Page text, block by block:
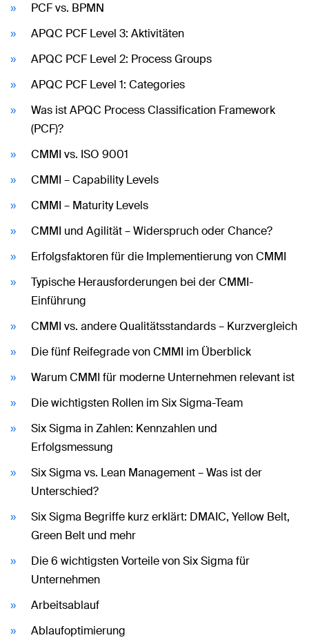
PCF vs. BPMN
APQC PCF Level 3: Aktivitäten
APQC PCF Level 2: Process Groups
APQC PCF Level 1: Categories
Was ist APQC Process Classification Framework
(PCF)?
CMMI vs. ISO 9001
CMMI – Capability Levels
CMMI – Maturity Levels
CMMI und Agilität – Widerspruch oder Chance?
Erfolgsfaktoren für die Implementierung von CMMI
Typische Herausforderungen bei der CMMI-
Einführung
CMMI vs. andere Qualitätsstandards – Kurzvergleich
Die fünf Reifegrade von CMMI im Überblick
Warum CMMI für moderne Unternehmen relevant ist
Die wichtigsten Rollen im Six Sigma-Team
Six Sigma in Zahlen: Kennzahlen und
Erfolgsmessung
Six Sigma vs. Lean Management – Was ist der
Unterschied?
Six Sigma Begriffe kurz erklärt: DMAIC, Yellow Belt,
Green Belt und mehr
Die 6 wichtigsten Vorteile von Six Sigma für
Unternehmen
Arbeitsablauf
Ablaufoptimierung